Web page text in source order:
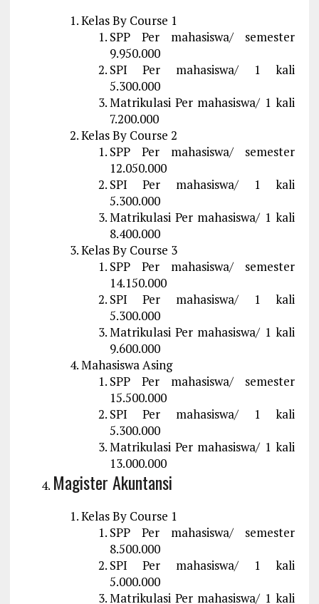
Kelas By Course 1
SPP Per mahasiswa/ semester
9.950.000
SPI Per mahasiswa/ 1 kali
5.300.000
Matrikulasi Per mahasiswa/ 1 kali
7.200.000
Kelas By Course 2
SPP Per mahasiswa/ semester
12.050.000
SPI Per mahasiswa/ 1 kali
5.300.000
Matrikulasi Per mahasiswa/ 1 kali
8.400.000
Kelas By Course 3
SPP Per mahasiswa/ semester
14.150.000
SPI Per mahasiswa/ 1 kali
5.300.000
Matrikulasi Per mahasiswa/ 1 kali
9.600.000
Mahasiswa Asing
SPP Per mahasiswa/ semester
15.500.000
SPI Per mahasiswa/ 1 kali
5.300.000
Matrikulasi Per mahasiswa/ 1 kali
13.000.000
Magister Akuntansi
Kelas By Course 1
SPP Per mahasiswa/ semester
8.500.000
SPI Per mahasiswa/ 1 kali
5.000.000
Matrikulasi Per mahasiswa/ 1 kali